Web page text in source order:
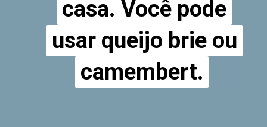
casa. Você pode
usar queijo brie ou
camembert.
casa. Você pode
usar queijo brie ou
camembert.